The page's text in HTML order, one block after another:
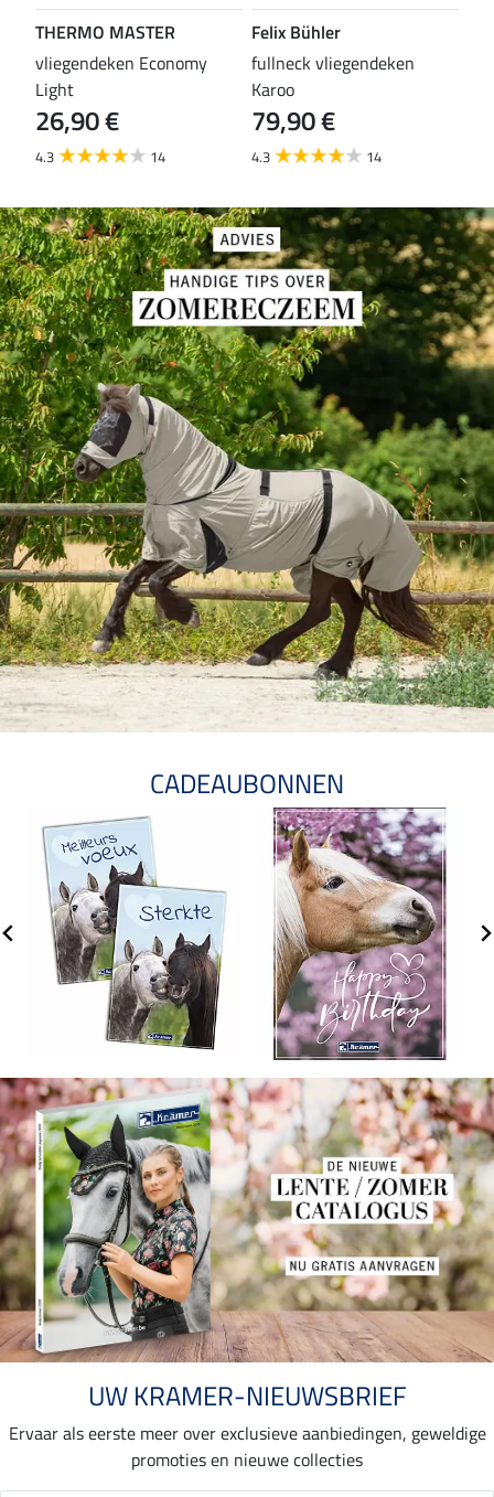
THERMO MASTER
vliegendeken Economy
Light
26,90 €
4.3 14
Felix Bühler
fullneck vliegendeken
Karoo
79,90 €
4.3 14
CADEAUBONNEN
UW KRAMER-NIEUWSBRIEF
Ervaar als eerste meer over exclusieve aanbiedingen, geweldige
promoties en nieuwe collecties